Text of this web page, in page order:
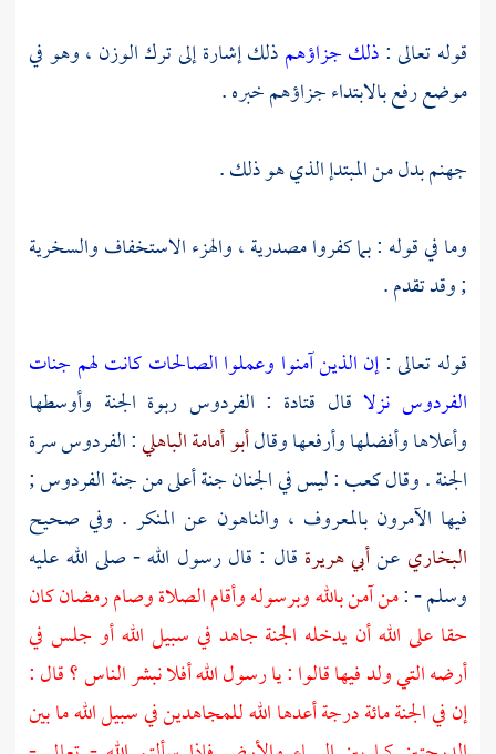
قوله تعالى :ذلك جزاؤهمذلك إشارة إلى ترك الوزن ، وهو في
موضع رفع بالابتداء جزاؤهم خبره .
جهنم بدل من المبتدإ الذي هو ذلك .
وما في قوله : بما كفروا مصدرية ، والهزء الاستخفاف والسخرية
; وقد تقدم .
قوله تعالى :إن الذين آمنوا وعملوا الصالحات كانت لهم جنات
الفردوس نزلا قال قتادة : الفردوس ربوة الجنة وأوسطها
وأعلاها وأفضلها وأرفعها وقالأبو أمامة الباهلي: الفردوس سرة
الجنة . وقالكعب: ليس في الجنان جنة أعلى من جنة الفردوس ;
فيها الآمرون بالمعروف ، والناهون عن المنكر . وفي صحيح
البخاري عنأبي هريرة قال : قال رسول الله - صلى الله عليه
وسلم - :من آمن بالله وبرسوله وأقام الصلاة وصام رمضان كان
حقا على الله أن يدخله الجنة جاهد في سبيل الله أو جلس في
أرضه التي ولد فيها قالوا : يا رسول الله أفلا نبشر الناس ؟ قال :
إن في الجنة مائة درجة أعدها الله للمجاهدين في سبيل الله ما بين